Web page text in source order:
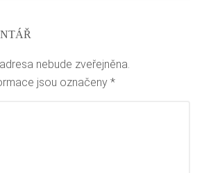
nebude zveřejněna.
jsou označeny *